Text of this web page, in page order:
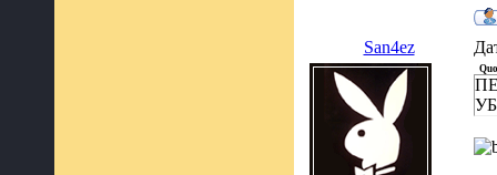
San4ez